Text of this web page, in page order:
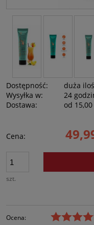
Dostępność:
duża
Wysyłka w:
24
Dostawa:
od 15,00
Cena nie zawiera
Cena:
szt.
Ocena: